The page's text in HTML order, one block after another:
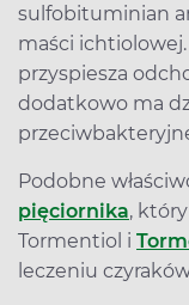
sulfobituminian
maści
przyspiesza
dodatkowo ma
Podobne
pięciornika,
Tormentiol i
leczeniu